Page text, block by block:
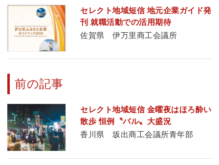
セレクト地域短信 地元企業ガイド発
刊 就職活動での活用期待
佐賀県 伊万里商工会議所
前の記事
セレクト地域短信 金曜夜はほろ酔い
散歩 恒例〝バル〟大盛況
香川県 坂出商工会議所青年部